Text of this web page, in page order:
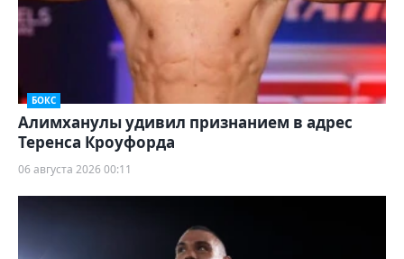
БОКС
Алимханулы удивил признанием в адрес
Теренса Кроуфорда
06 августа 2026 00:11